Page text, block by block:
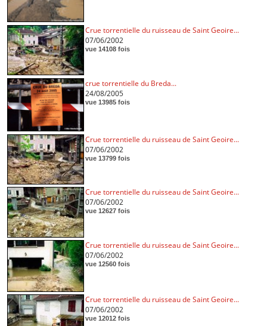
Crue torrentielle du ruisseau de Saint Geoire...
07/06/2002
vue 14108 fois
crue torrentielle du Breda...
24/08/2005
vue 13985 fois
Crue torrentielle du ruisseau de Saint Geoire...
07/06/2002
vue 13799 fois
Crue torrentielle du ruisseau de Saint Geoire...
07/06/2002
vue 12627 fois
Crue torrentielle du ruisseau de Saint Geoire...
07/06/2002
vue 12560 fois
Crue torrentielle du ruisseau de Saint Geoire...
07/06/2002
vue 12012 fois